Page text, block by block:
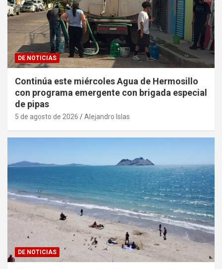
DE NOTICIAS
Continúa este miércoles Agua de Hermosillo
con programa emergente con brigada especial
de pipas
5 de agosto de 2026 Alejandro Islas
DE NOTICIAS